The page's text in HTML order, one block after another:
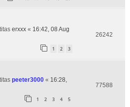
erxxx « 16:42, 08 Aug
1 2 3
26242
peeter3000 « 16:28,
1 2 3 4 5
77588